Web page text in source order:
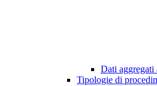
Dati aggregati
Tipologie di